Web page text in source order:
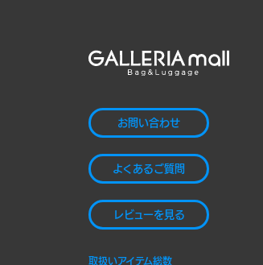
お問い合わせ
よくあるご質問
レビューを見る
取扱いアイテム総数